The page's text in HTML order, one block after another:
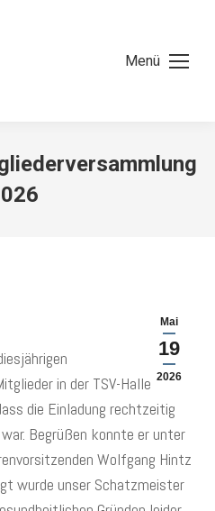
Menü
Mai
19
2026
in der TSV-Halle
die Einladung rechtzeitig
Begrüßen konnte er unter
Wolfgang Hintz
wurde unser Schatzmeister